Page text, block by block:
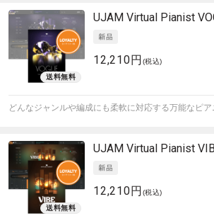
UJAM Virtual Pianist
12,210円 (税込)
どんなジャンルや編成にも柔軟に対応する万能なピア
UJAM Virtual Pianist
12,210円 (税込)